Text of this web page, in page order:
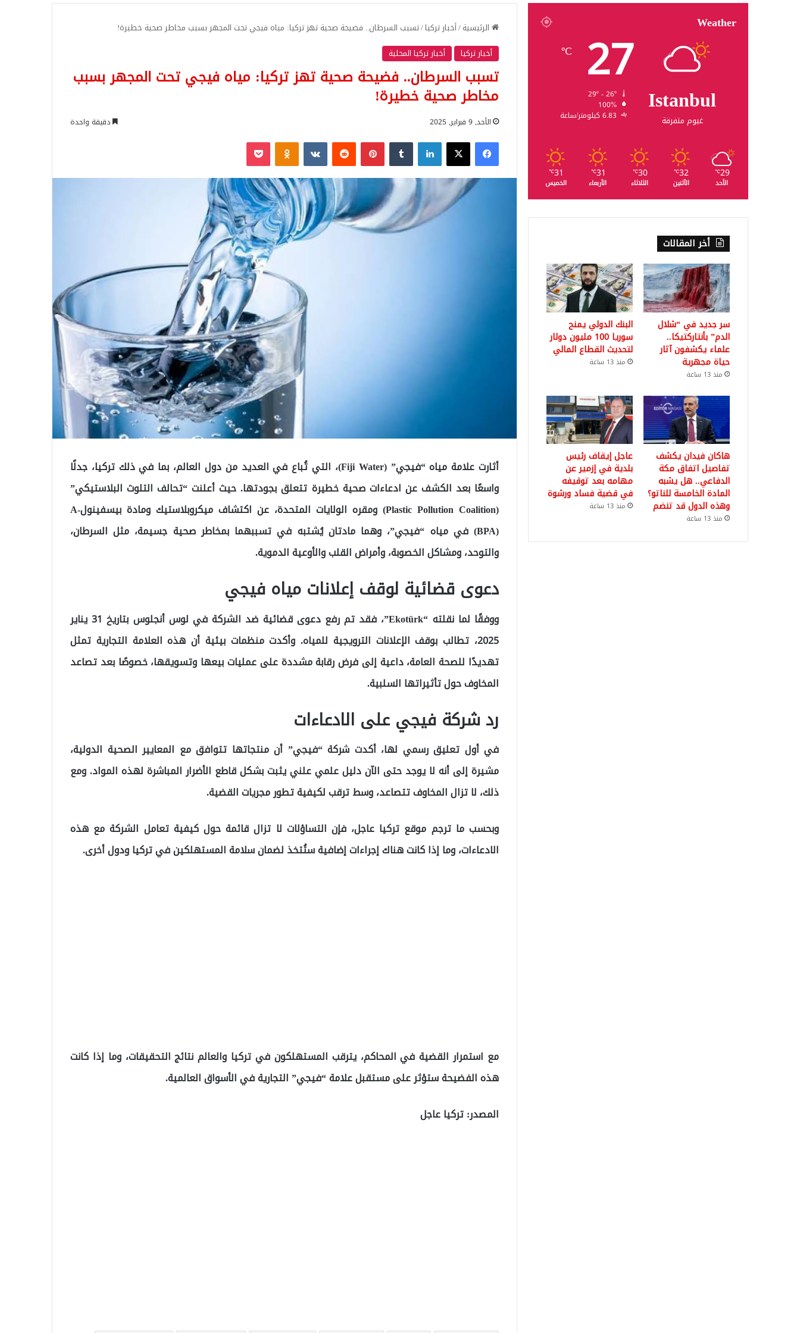
الرئيسية/أخبار تركيا/تسبب السرطان.. فضيحة صحية تهز تركيا: مياه فيجي تحت المجهر بسبب مخاطر صحية خطيرة!
أخبار تركيا
أخبار تركيا المحلية
تسبب السرطان.. فضيحة صحية تهز تركيا: مياه فيجي تحت المجهر بسبب
مخاطر صحية خطيرة!
الأحد, 9 فبراير, 2025 دقيقة واحدة
فيسبوك‫X لينكدإن بينتيريست Odnoklassniki
‫Pocket
أثارت علامة مياه “فيجي” (Fiji Water)، التي تُباع في العديد من دول العالم، بما في ذلك تركيا، جدلًا
واسعًا بعد الكشف عن ادعاءات صحية خطيرة تتعلق بجودتها. حيث أعلنت “تحالف التلوث البلاستيكي”
(Plastic Pollution Coalition) ومقره الولايات المتحدة، عن اكتشاف ميكروبلاستيك ومادة بيسفينول-A
(BPA) في مياه “فيجي”، وهما مادتان يُشتبه في تسببهما بمخاطر صحية جسيمة، مثل السرطان،
والتوحد، ومشاكل الخصوبة، وأمراض القلب والأوعية الدموية.
دعوى قضائية لوقف إعلانات مياه فيجي
ووفقًا لما نقلته “Ekotürk”، فقد تم رفع دعوى قضائية ضد الشركة في لوس أنجلوس بتاريخ 31 يناير
2025، تطالب بوقف الإعلانات الترويجية للمياه. وأكدت منظمات بيئية أن هذه العلامة التجارية تمثل
تهديدًا للصحة العامة، داعية إلى فرض رقابة مشددة على عمليات بيعها وتسويقها، خصوصًا بعد تصاعد
المخاوف حول تأثيراتها السلبية.
رد شركة فيجي على الادعاءات
في أول تعليق رسمي لها، أكدت شركة “فيجي” أن منتجاتها تتوافق مع المعايير الصحية الدولية،
مشيرة إلى أنه لا يوجد حتى الآن دليل علمي علني يثبت بشكل قاطع الأضرار المباشرة لهذه المواد. ومع
ذلك، لا تزال المخاوف تتصاعد، وسط ترقب لكيفية تطور مجريات القضية.
وبحسب ما ترجم موقع تركيا عاجل، فإن التساؤلات لا تزال قائمة حول كيفية تعامل الشركة مع هذه
الادعاءات، وما إذا كانت هناك إجراءات إضافية ستُتخذ لضمان سلامة المستهلكين في تركيا ودول أخرى.
مع استمرار القضية في المحاكم، يترقب المستهلكون في تركيا والعالم نتائج التحقيقات، وما إذا كانت
هذه الفضيحة ستؤثر على مستقبل علامة “فيجي” التجارية في الأسواق العالمية.
المصدر: تركيا عاجل
Weather
Istanbul
غيوم متفرقة
27
℃
100%
6.83 كيلومتر/ساعة
29
℃
الأحد
32
℃
الأثنين
30
℃
الثلاثاء
31
℃
الأربعاء
31
℃
الخميس
أخر المقالات
سر جديد في “شلال
الدم” بأنتاركتيكا..
علماء يكشفون آثار
حياة مجهرية
منذ 13 ساعة
البنك الدولي يمنح
سوريا 100 مليون دولار
لتحديث القطاع المالي
منذ 13 ساعة
هاكان فيدان يكشف
تفاصيل اتفاق مكة
الدفاعي.. هل يشبه
المادة الخامسة للناتو؟
وهذه الدول قد تنضم
منذ 13 ساعة
عاجل إيقاف رئيس
بلدية في إزمير عن
مهامه بعد توقيفه
في قضية فساد ورشوة
منذ 13 ساعة